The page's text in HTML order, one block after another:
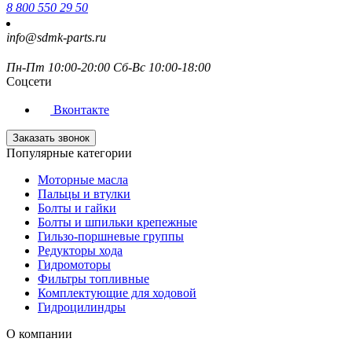
8 800 550 29 50
info@sdmk-parts.ru
Пн-Пт 10:00-20:00 Сб-Вс 10:00-18:00
Соцсети
Вконтакте
Заказать звонок
Популярные категории
Моторные масла
Пальцы и втулки
Болты и гайки
Болты и шпильки крепежные
Гильзо-поршневые группы
Редукторы хода
Гидромоторы
Фильтры топливные
Комплектующие для ходовой
Гидроцилиндры
О компании